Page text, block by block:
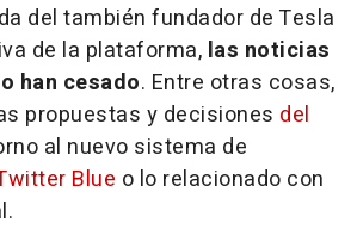
del también fundador de Tesla
de la plataforma, las noticias
han cesado. Entre otras cosas,
propuestas y decisiones del
al nuevo sistema de
Blue o lo relacionado con